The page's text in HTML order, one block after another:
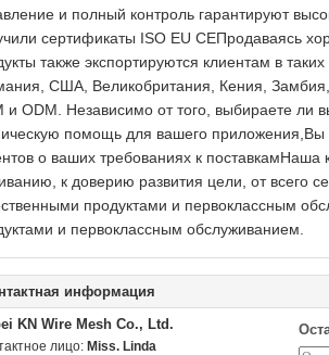
и полный контроль гарантируют
сертификаты ISO EU CEПродаваясь
также экспортируются клиентам в
США, Великобритания, Кения,
и ODM. Независимо от того, выбираете ли
помощь для вашего
о ваших требованиях к поставкамНаша
к доверию развития цели, от всего
продуктами и первоклассным
и первоклассным обслуживанием.
информация
KN Wire Mesh Co., Ltd.
лицо: Miss. Linda